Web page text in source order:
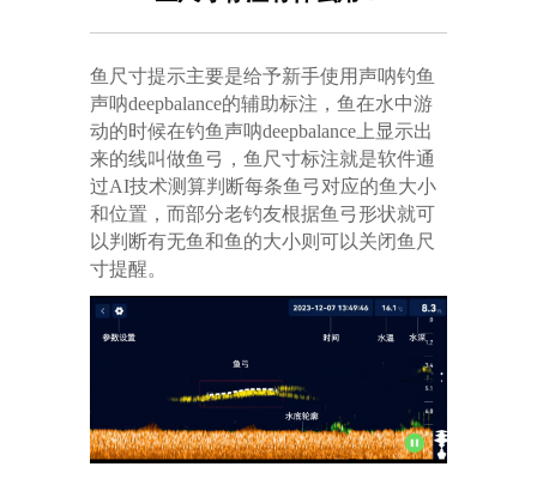
鱼尺寸提示主要是给予新手使用声呐钓鱼
声呐deepbalance的辅助标注，鱼在水中游
动的时候在钓鱼声呐deepbalance上显示出
来的线叫做鱼弓，鱼尺寸标注就是软件通
过AI技术测算判断每条鱼弓对应的鱼大小
和位置，而部分老钓友根据鱼弓形状就可
以判断有无鱼和鱼的大小则可以关闭鱼尺
寸提醒。